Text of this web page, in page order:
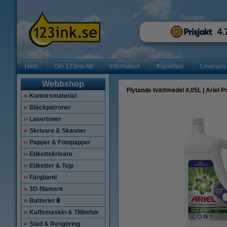
Hem Om 123ink AB Information Köpvillkor Leverans
Webbshop
Kontorsmaterial
Bläckpatroner
Lasertoner
Skrivare & Skanner
Papper & Fotopapper
Etikettskrivare
Etiketter & Tejp
Färgband
3D-filament
Batterier🔋
Kaffemaskin & Tillbehör
Städ & Rengöring
Flytande tvättmedel 4,05L | Ariel